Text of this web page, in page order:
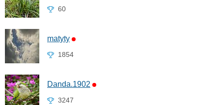
60
matyty
1854
Danda.1902
3247